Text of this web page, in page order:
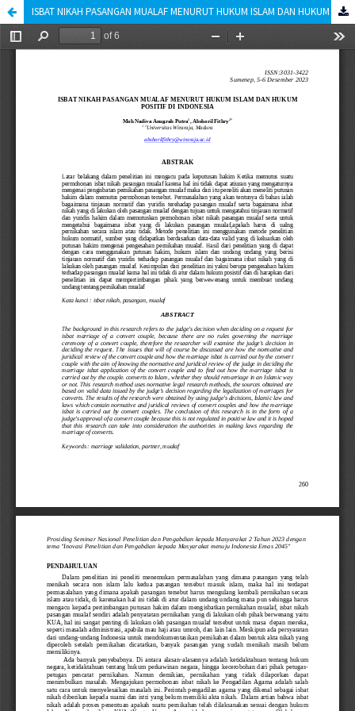
ISBAT NIKAH PASANGAN MUALAF MENURUT HUKUM ISLAM DAN HUKUM POSITIF DI INDONESIA